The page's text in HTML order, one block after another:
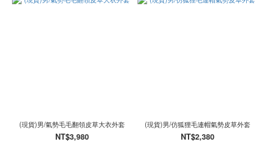
(現貨)男/氣勢毛毛翻領皮草大衣外套
NT$3,980
(現貨)男/仿狐狸毛連帽氣勢皮草外套
NT$2,380